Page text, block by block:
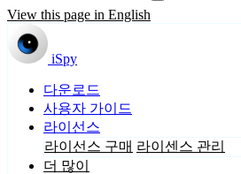
View this page in English
iSpy
다운로드
사용자 가이드
라이선스
라이선스 구매 라이센스 관리
더 많이